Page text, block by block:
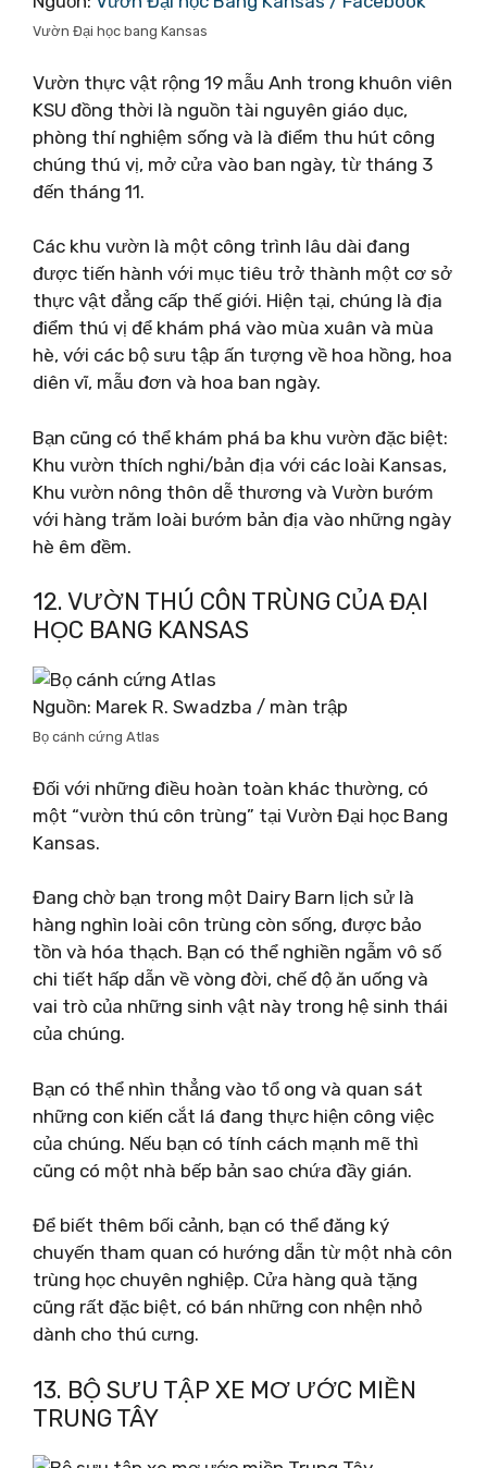
Vườn Đại học bang Kansas
Vườn thực vật rộng 19 mẫu Anh trong khuôn viên
KSU đồng thời là nguồn tài nguyên giáo dục,
phòng thí nghiệm sống và là điểm thu hút công
chúng thú vị, mở cửa vào ban ngày, từ tháng 3
đến tháng 11.
Các khu vườn là một công trình lâu dài đang
được tiến hành với mục tiêu trở thành một cơ sở
thực vật đẳng cấp thế giới. Hiện tại, chúng là địa
điểm thú vị để khám phá vào mùa xuân và mùa
hè, với các bộ sưu tập ấn tượng về hoa hồng, hoa
diên vĩ, mẫu đơn và hoa ban ngày.
Bạn cũng có thể khám phá ba khu vườn đặc biệt:
Khu vườn thích nghi/bản địa với các loài Kansas,
Khu vườn nông thôn dễ thương và Vườn bướm
với hàng trăm loài bướm bản địa vào những ngày
hè êm đềm.
12. VƯỜN THÚ CÔN TRÙNG CỦA ĐẠI
HỌC BANG KANSAS
Nguồn: Marek R. Swadzba / màn trập
Bọ cánh cứng Atlas
Đối với những điều hoàn toàn khác thường, có
một “vườn thú côn trùng” tại Vườn Đại học Bang
Kansas.
Đang chờ bạn trong một Dairy Barn lịch sử là
hàng nghìn loài côn trùng còn sống, được bảo
tồn và hóa thạch. Bạn có thể nghiền ngẫm vô số
chi tiết hấp dẫn về vòng đời, chế độ ăn uống và
vai trò của những sinh vật này trong hệ sinh thái
của chúng.
Bạn có thể nhìn thẳng vào tổ ong và quan sát
những con kiến ​​cắt lá đang thực hiện công việc
của chúng. Nếu bạn có tính cách mạnh mẽ thì
cũng có một nhà bếp bản sao chứa đầy gián.
Để biết thêm bối cảnh, bạn có thể đăng ký
chuyến tham quan có hướng dẫn từ một nhà côn
trùng học chuyên nghiệp. Cửa hàng quà tặng
cũng rất đặc biệt, có bán những con nhện nhỏ
dành cho thú cưng.
13. BỘ SƯU TẬP XE MƠ ƯỚC MIỀN
TRUNG TÂY